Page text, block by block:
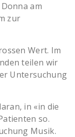
am
zur
Wert. Im
teilen wir
Untersuchung
in «in die
so.
Musik.